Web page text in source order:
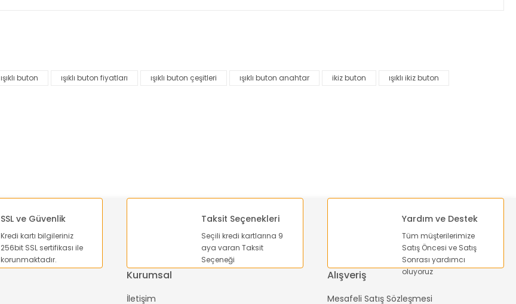
ışıklı buton ışıklı buton fiyatları ışıklı buton çeşitleri ışıklı buton anahtar ikiz buton
ışıklı ikiz buton
SSL ve Güvenlik
Kredi kartı bilgileriniz
256bit SSL sertifikası ile
korunmaktadır.
Taksit Seçenekleri
Seçili kredi kartlarına 9
aya varan Taksit
Seçeneği
Yardım ve Destek
Tüm müşterilerimize
Satış Öncesi ve Satış
Sonrası yardımcı
oluyoruz
Kurumsal
İletişim
Alışveriş
Mesafeli Satış Sözleşmesi